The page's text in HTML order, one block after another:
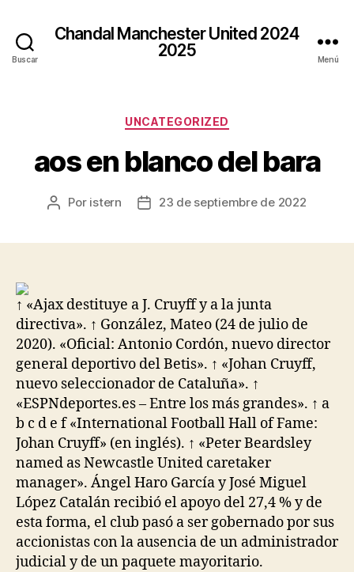
Buscar
Chandal Manchester United 2024
2025
Menú
Categorías
UNCATEGORIZED
aos en blanco del bara
Autor
Por istern
Fecha23 de septiembre de 2022
↑ «Ajax destituye a J. Cruyff y a la junta
directiva». ↑ González, Mateo (24 de julio de
2020). «Oficial: Antonio Cordón, nuevo director
general deportivo del Betis». ↑ «Johan Cruyff,
nuevo seleccionador de Cataluña». ↑
«ESPNdeportes.es – Entre los más grandes». ↑ a
b c d e f «International Football Hall of Fame:
Johan Cruyff» (en inglés). ↑ «Peter Beardsley
named as Newcastle United caretaker
manager». Ángel Haro García y José Miguel
López Catalán recibió el apoyo del 27,4 % y de
esta forma, el club pasó a ser gobernado por sus
accionistas con la ausencia de un administrador
judicial y de un paquete mayoritario.